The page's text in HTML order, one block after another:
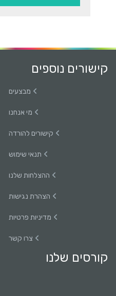
קישורים נוספים
מבצעים
מי אנחנו
קישורים להורדה
תנאי שימוש
ההצלחות שלנו
הצהרת נגישות
מדיניות פרטיות
צרו קשר
קורסים שלנו